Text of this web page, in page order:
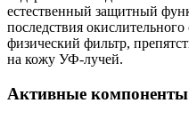
естественный защитный
последствия
физический фильтр,
на кожу УФ-лучей.
Активные